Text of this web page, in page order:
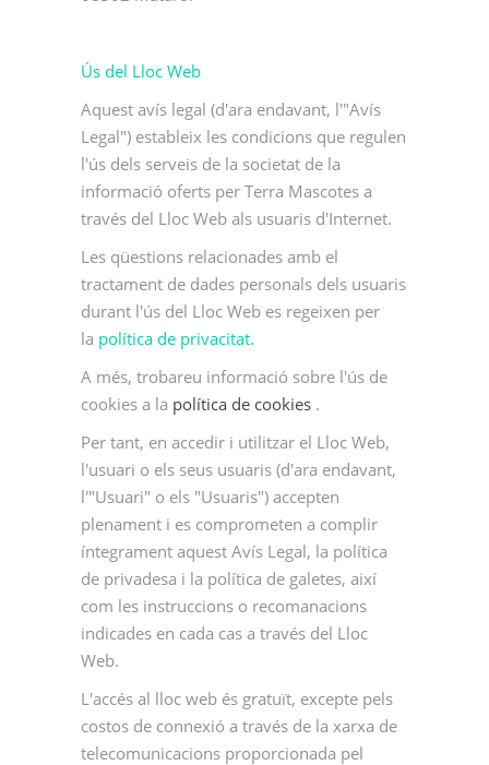
Ús del Lloc Web
Aquest avís legal (d'ara endavant, l'"Avís
Legal") estableix les condicions que regulen
l'ús dels serveis de la societat de la
informació oferts per Terra Mascotes a
través del Lloc Web als usuaris d'Internet.
Les qüestions relacionades amb el
tractament de dades personals dels usuaris
durant l'ús del Lloc Web es regeixen per
la política de privacitat.
A més, trobareu informació sobre l'ús de
cookies a la política de cookies .
Per tant, en accedir i utilitzar el Lloc Web,
l'usuari o els seus usuaris (d'ara endavant,
l'"Usuari" o els "Usuaris") accepten
plenament i es comprometen a complir
íntegrament aquest Avís Legal, la política
de privadesa i la política de galetes, així
com les instruccions o recomanacions
indicades en cada cas a través del Lloc
Web.
L'accés al lloc web és gratuït, excepte pels
costos de connexió a través de la xarxa de
telecomunicacions proporcionada pel